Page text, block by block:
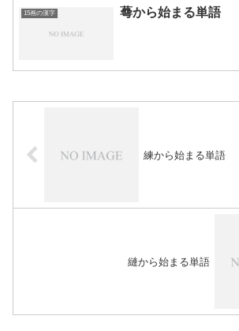
15画の漢字 蕚から始まる単語
練から始まる単語
縺から始まる単語